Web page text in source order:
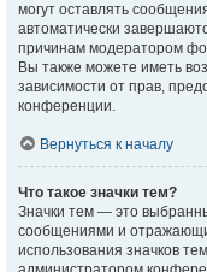
могут оставлять
автоматически
причинам модератором
Вы также можете иметь
зависимости от прав,
конференции.
Вернуться к началу
Что такое значки тем?
Значки тем — это
сообщениями и
использования значков